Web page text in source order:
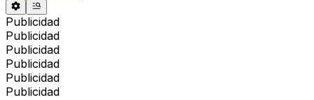
Publicidad
Publicidad
Publicidad
Publicidad
Publicidad
Publicidad